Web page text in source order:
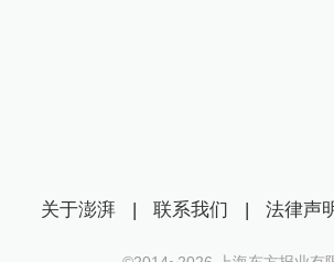
关于澎湃 | 联系我们 | 法律声